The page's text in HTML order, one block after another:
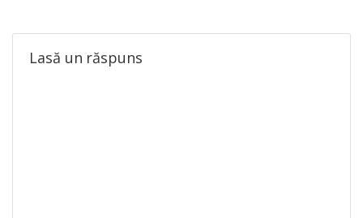
Lasă un răspuns